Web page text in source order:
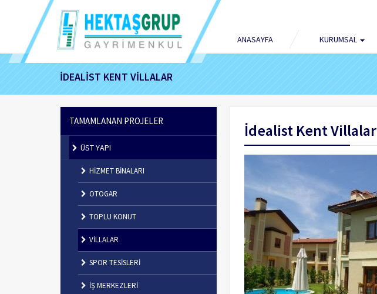
ANASAYFA KURUMSAL
İDEALİST KENT VİLLALAR
TAMAMLANAN PROJELER
ÜST YAPI
HİZMET BİNALARI
OTOGAR
TOPLU KONUT
VİLLALAR
SPOR TESİSLERİ
İŞ MERKEZLERİ
İdealist Kent Villalar